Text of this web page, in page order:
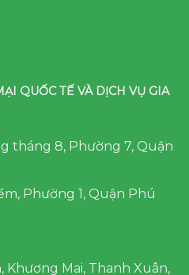
QUỐC TẾ VÀ DỊCH VỤ GIA
tháng 8, Phường 7, Quận
Phường 1, Quận Phú
Khương Mai, Thanh Xuân,